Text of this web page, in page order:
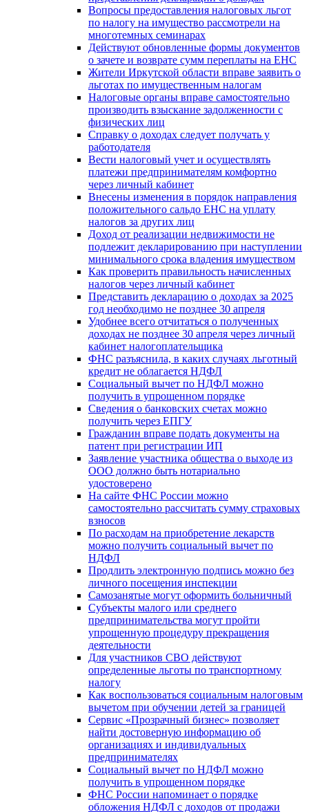
Вопросы предоставления налоговых льгот
по налогу на имущество рассмотрели на
многотемных семинарах
Действуют обновленные формы документов
о зачете и возврате сумм переплаты на ЕНС
Жители Иркутской области вправе заявить о
льготах по имущественным налогам
Налоговые органы вправе самостоятельно
производить взыскание задолженности с
физических лиц
Справку о доходах следует получать у
работодателя
Вести налоговый учет и осуществлять
платежи предпринимателям комфортно
через личный кабинет
Внесены изменения в порядок направления
положительного сальдо ЕНС на уплату
налогов за других лиц
Доход от реализации недвижимости не
подлежит декларированию при наступлении
минимального срока владения имуществом
Как проверить правильность начисленных
налогов через личный кабинет
Представить декларацию о доходах за 2025
год необходимо не позднее 30 апреля
Удобнее всего отчитаться о полученных
доходах не позднее 30 апреля через личный
кабинет налогоплательщика
ФНС разъяснила, в каких случаях льготный
кредит не облагается НДФЛ
Социальный вычет по НДФЛ можно
получить в упрощенном порядке
Сведения о банковских счетах можно
получить через ЕПГУ
Гражданин вправе подать документы на
патент при регистрации ИП
Заявление участника общества о выходе из
ООО должно быть нотариально
удостоверено
На сайте ФНС России можно
самостоятельно рассчитать сумму страховых
взносов
По расходам на приобретение лекарств
можно получить социальный вычет по
НДФЛ
Продлить электронную подпись можно без
личного посещения инспекции
Самозанятые могут оформить больничный
Субъекты малого или среднего
предпринимательства могут пройти
упрощенную процедуру прекращения
деятельности
Для участников СВО действуют
определенные льготы по транспортному
налогу
Как воспользоваться социальным налоговым
вычетом при обучении детей за границей
Сервис «Прозрачный бизнес» позволяет
найти достоверную информацию об
организациях и индивидуальных
предпринимателях
Социальный вычет по НДФЛ можно
получить в упрощенном порядке
ФНС России напоминает о порядке
обложения НДФЛ с доходов от продажи